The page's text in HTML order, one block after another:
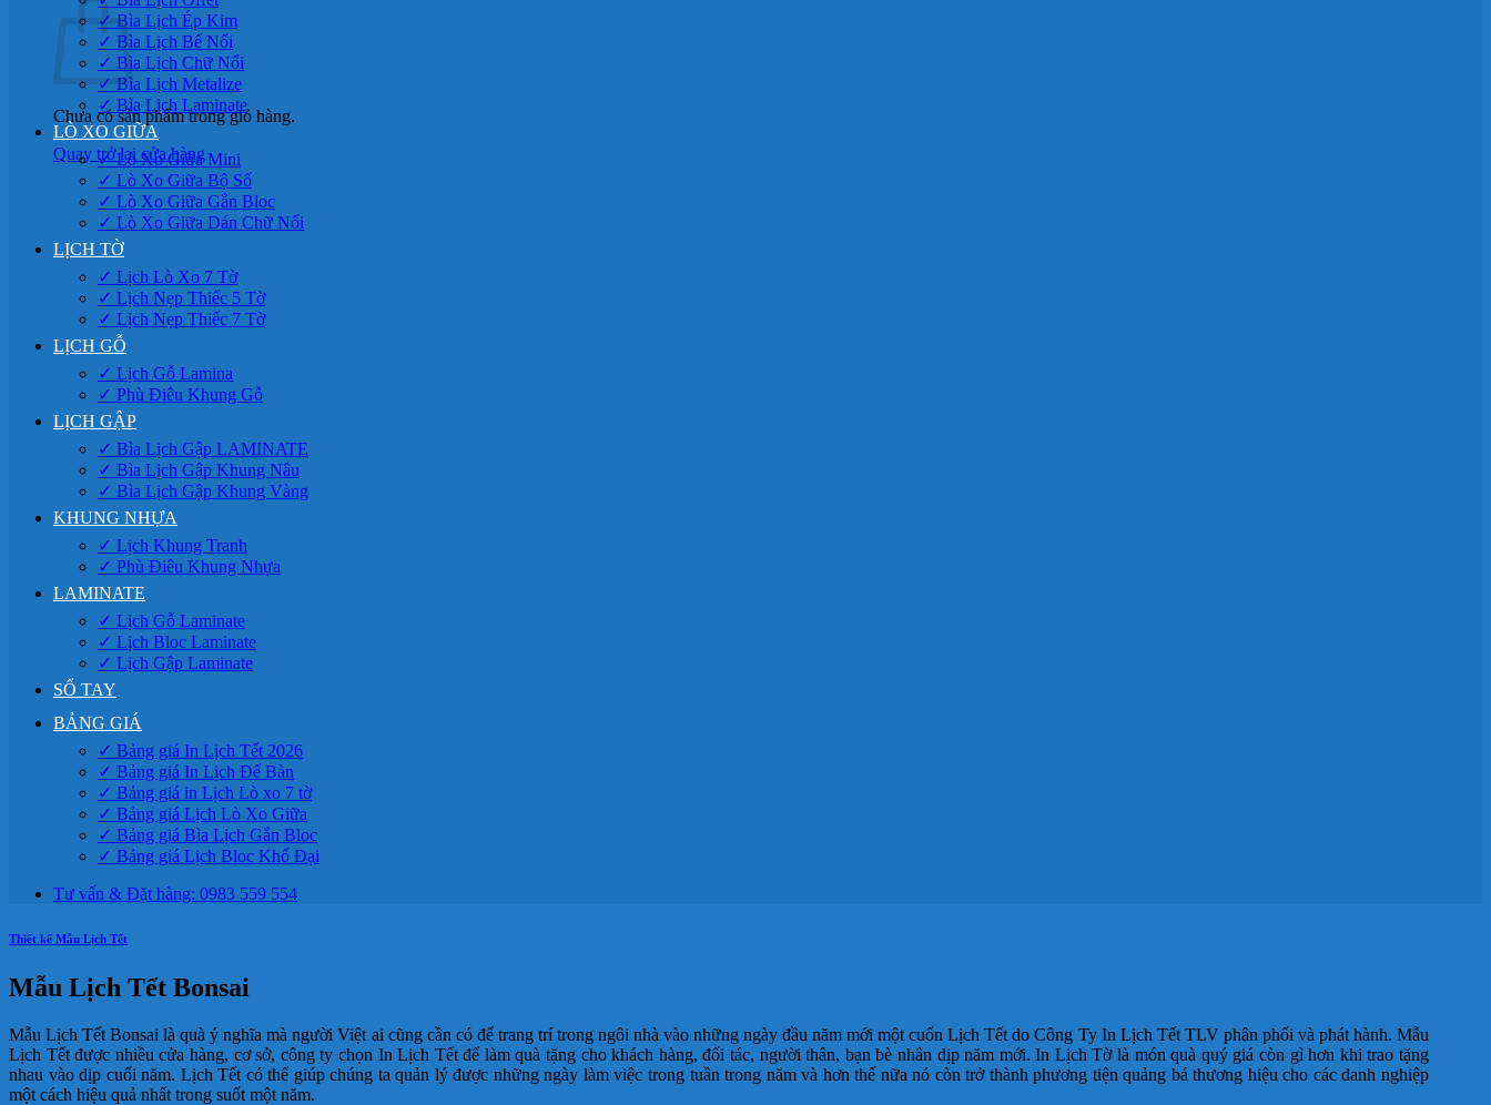
Chưa có sản phẩm trong giỏ hàng.
Quay trở lại cửa hàng
✓ Bìa Lịch Ép Kim
✓ Bìa Lịch Bế Nổi
✓ Bìa Lịch Chữ Nổi
✓ Bìa Lịch Metalize
✓ Bìa Lịch Laminate
LÒ XO GIỮA
✓ Lò Xo Giữa Mini
✓ Lò Xo Giữa Bộ Số
✓ Lò Xo Giữa Gắn Bloc
✓ Lò Xo Giữa Dán Chữ Nổi
LỊCH TỜ
✓ Lịch Lò Xo 7 Tờ
✓ Lịch Nẹp Thiếc 5 Tờ
✓ Lịch Nẹp Thiếc 7 Tờ
LỊCH GỖ
✓ Lịch Gỗ Lamina
✓ Phù Điêu Khung Gỗ
LỊCH GẬP
✓ Bìa Lịch Gập LAMINATE
✓ Bìa Lịch Gập Khung Nâu
✓ Bìa Lịch Gập Khung Vàng
KHUNG NHỰA
✓ Lịch Khung Tranh
✓ Phù Điêu Khung Nhựa
LAMINATE
✓ Lịch Gỗ Laminate
✓ Lịch Bloc Laminate
✓ Lịch Gập Laminate
SỔ TAY
BẢNG GIÁ
✓ Bảng giá In Lịch Tết 2026
✓ Bảng giá In Lịch Để Bàn
✓ Bảng giá in Lịch Lò xo 7 tờ
✓ Bảng giá Lịch Lò Xo Giữa
✓ Bảng giá Bìa Lịch Gắn Bloc
✓ Bảng giá Lịch Bloc Khổ Đại
Tư vấn & Đặt hàng: 0983 559 554
Thiết kế Mẫu Lịch Tết
Mẫu Lịch Tết Bonsai
Mẫu Lịch Tết Bonsai là quà ý nghĩa mà người Việt ai cũng cần có để trang trí trong ngôi nhà vào những ngày đầu năm mới một cuốn Lịch Tết do Công Ty In Lịch Tết TLV phân phối và phát hành. Mẫu
Lịch Tết được nhiều cửa hàng, cơ sở, công ty chọn In Lịch Tết để làm quà tặng cho khách hàng, đối tác, người thân, bạn bè nhân dịp năm mới. In Lịch Tờ là món quà quý giá còn gì hơn khi trao tặng
nhau vào dịp cuối năm. Lịch Tết có thể giúp chúng ta quản lý được những ngày làm việc trong tuần trong năm và hơn thế nữa nó còn trở thành phương tiện quảng bá thương hiệu cho các danh nghiệp
một cách hiệu quả nhất trong suốt một năm.